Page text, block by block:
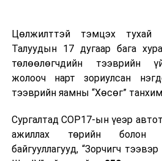
Цөлжилттэй тэмцэх
Талуудын 17 дугаар бага
төлөөлөгчдийн тээврийн
жолооч нарт зориулсан
тээврийн яамны “Хөсөг”
Сургалтад COP17-ын үеэр
ажиллах төрийн болон
байгууллагууд, “Зорчигч